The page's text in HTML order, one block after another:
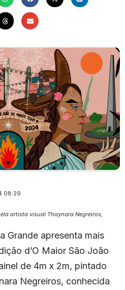
08:29
artista visual Thaynara Negreiros,
Grande apresenta mais
d’O Maior São João
de 4m x 2m, pintado
Negreiros, conhecida